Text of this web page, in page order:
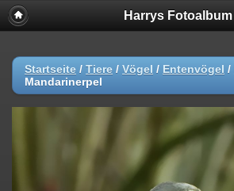
Harrys Fotoalbum
Startseite / Tiere / Vögel / Entenvögel /
Mandarinerpel